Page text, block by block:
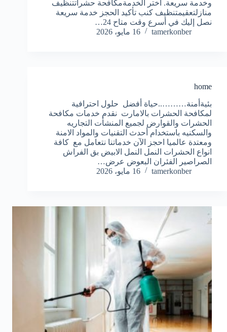
وخدمة سريعة. اختر الخدمةمكافحة حشراتتنظيف
منازلتعقيمتنظيف كنب تأكيد الحجز خدمة سريعة
نصل إليك في أسرع وقت متاح 24…
tamerkonber
16 مايو، 2026
home
بئيةأمنة………..حياة أفضل حلول احترافية
لمكافحة الحشرات بالامارت نقدم خدمات مكافحة
الحشرات والقوارض لجميع المنشأت التجاريه
والسكنيه باستخدام أحدث التقنيات والمواد الامنة
ومعتدة عالميا احجز الآن خدماتنا نتعامل مع كافة
انواع الحشرات النمل النمل الابيض بق الفراش
الصراصير الفئران البعوض عرض…
tamerkonber
16 مايو، 2026